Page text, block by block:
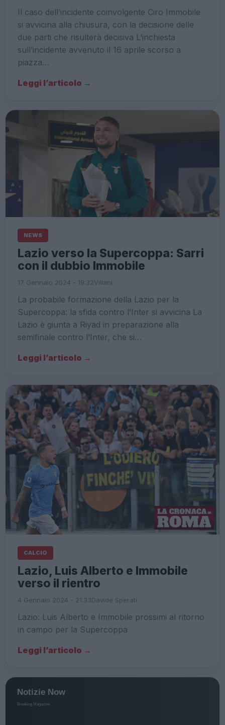
Il caso dell’incidente coinvolgente Ciro Immobile
si avvicina alla chiusura, con la decisione delle
due parti che risulterà decisiva L’inchiesta
sull’incidente avvenuto il 16 aprile scorso a
piazza…
Leggi l’articolo →
NEWS
Lazio verso la Supercoppa: Sarri
con il dubbio Immobile
17 Gennaio 2024 - 19:32Villani
La probabile formazione della Lazio per la
Supercoppa: la sfida contro l’Inter si avvicina La
Lazio è giunta a Riyad in preparazione alla
semifinale contro l’Inter, che si…
Leggi l’articolo →
CALCIO
Lazio, Luis Alberto e Immobile
verso il rientro
4 Gennaio 2024 - 21:33Davide Sperati
Lazio: Luis Alberto e Immobile prossimi al ritorno
in campo per la Supercoppa
Leggi l’articolo →